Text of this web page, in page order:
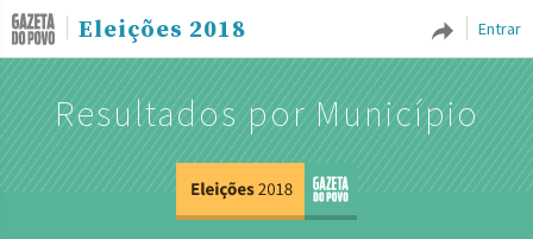
Entrar
Eleições 2018
Resultados por Município